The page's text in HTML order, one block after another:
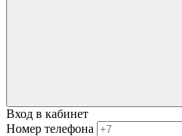
Вход в кабинет
Номер телефона